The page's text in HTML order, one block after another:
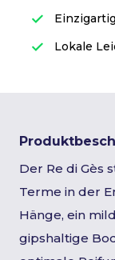
Lokale
Der Re di Gès
Terme in der
Hänge, ein
gipshaltige